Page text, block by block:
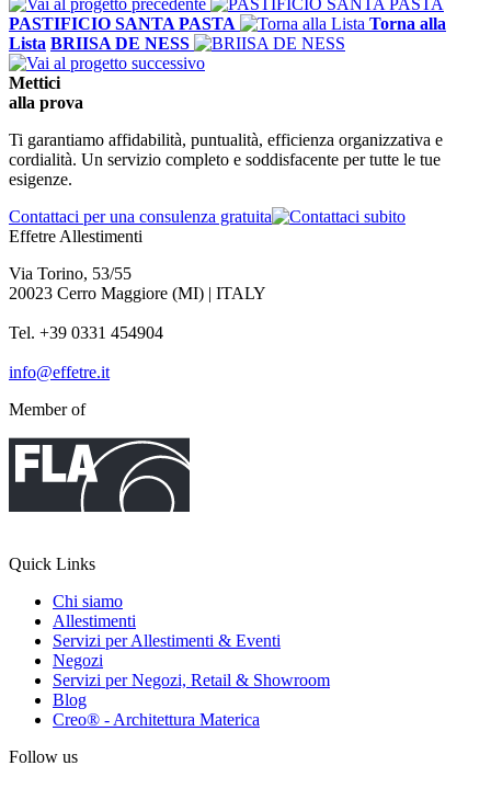
PASTIFICIO SANTA PASTA
Torna alla
Lista BRIISA DE NESS
Mettici
alla prova
Ti garantiamo affidabilità, puntualità, efficienza organizzativa e
cordialità. Un servizio completo e soddisfacente per tutte le tue
esigenze.
Contattaci per una consulenza gratuita
Effetre Allestimenti
Via Torino, 53/55
20023 Cerro Maggiore (MI) | ITALY
Tel. +39 0331 454904
info@effetre.it
Member of
Quick Links
Chi siamo
Allestimenti
Servizi per Allestimenti & Eventi
Negozi
Servizi per Negozi, Retail & Showroom
Blog
Creo® - Architettura Materica
Follow us